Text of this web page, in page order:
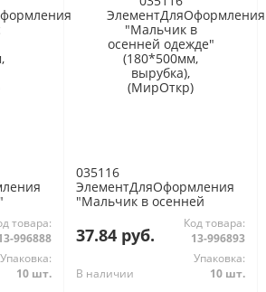
товара:
996888
Упаковка:
10 шт.
035116
ЭлементДляОформления
"Мальчик в осенней
одежде" (180*500мм,
вырубка), (МирОткр)
37.84 руб.
Код товара:
13-996893
В наличии
Упаковка:
10 шт.